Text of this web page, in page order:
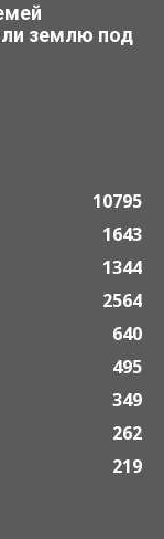
землю под
10795
1643
1344
2564
640
495
349
262
219